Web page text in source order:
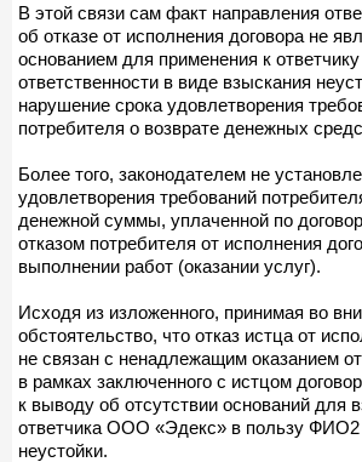
В этой связи сам факт направления
об отказе от исполнения договора не
основанием для применения к
ответственности в виде взыскания
нарушение срока удовлетворения
потребителя о возврате денежных
Более того, законодателем не
удовлетворения требований
денежной суммы, уплаченной по
отказом потребителя от исполнения
выполнении работ (оказании услуг).
Исходя из изложенного, принимая во
обстоятельство, что отказ истца от
не связан с ненадлежащим оказанием
в рамках заключенного с истцом
к выводу об отсутствии оснований для
ответчика ООО «Эдекс» в пользу ФИО2
неустойки.